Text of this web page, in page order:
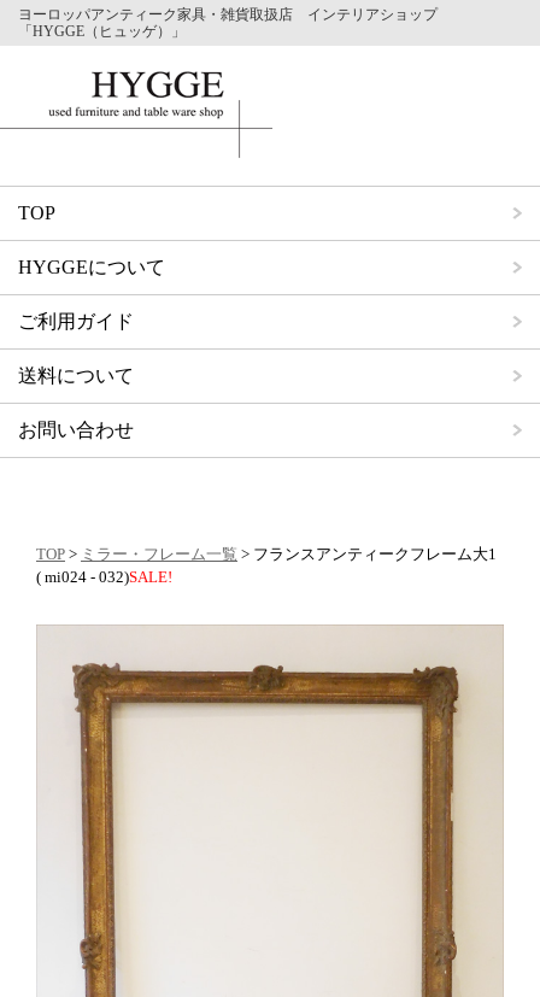
ヨーロッパアンティーク家具・雑貨取扱店 インテリアショップ
「HYGGE（ヒュッゲ）」
TOP
HYGGEについて
ご利用ガイド
送料について
お問い合わせ
TOP > ミラー・フレーム一覧 > フランスアンティークフレーム大1
( mi024 - 032)SALE!